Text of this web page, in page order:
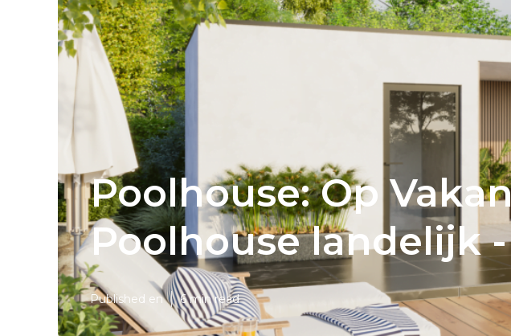
Poolhouse: Op
Poolhouse landelijk
Published en 6 min read